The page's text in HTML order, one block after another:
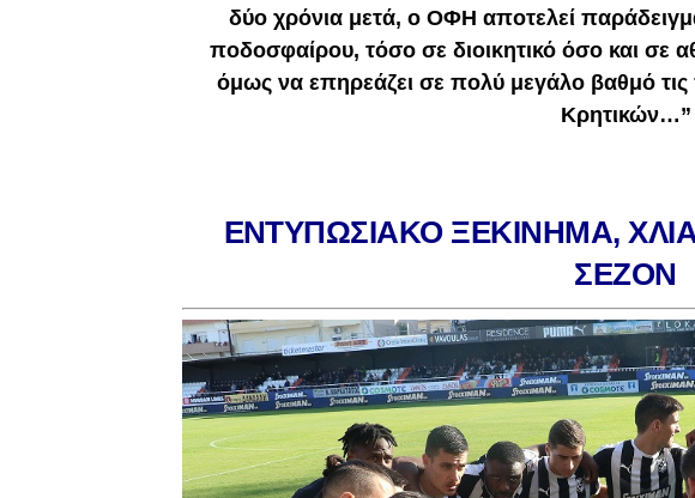
δύο χρόνια μετά, ο ΟΦΗ αποτελεί
ποδοσφαίρου, τόσο σε διοικητικό όσο και σε
όμως να επηρεάζει σε πολύ μεγάλο βαθμό
Κρητικών…”
ΕΝΤΥΠΩΣΙΑΚΟ ΞΕΚΙΝΗΜΑ,
ΣΕΖΟΝ